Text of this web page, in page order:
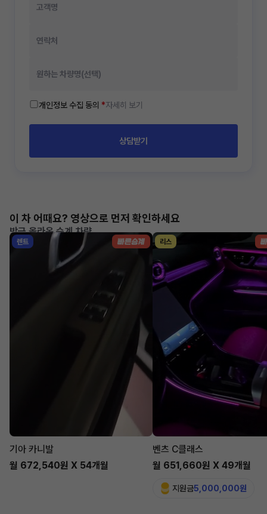
개인정보 수집 동의 *자세히 보기
상담받기
이 차 어때요? 영상으로 먼저 확인하세요
방금 올라온 승계 차량
렌트
기아 카니발
월 672,540원 X 54개월
리스
벤츠 C클래스
월 651,660원 X 49개월
지원금5,000,000원